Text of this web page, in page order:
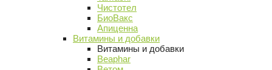
Чистотел
БиоВакс
Апиценна
Витамины и добавки
Витамины и добавки
Beaphar